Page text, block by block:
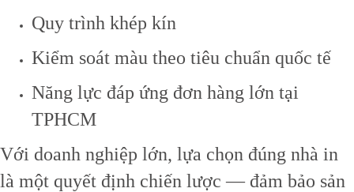
Quy trình khép kín
Kiểm soát màu theo tiêu chuẩn quốc tế
Năng lực đáp ứng đơn hàng lớn tại
TPHCM
Với doanh nghiệp lớn, lựa chọn đúng nhà in
là một quyết định chiến lược — đảm bảo sản